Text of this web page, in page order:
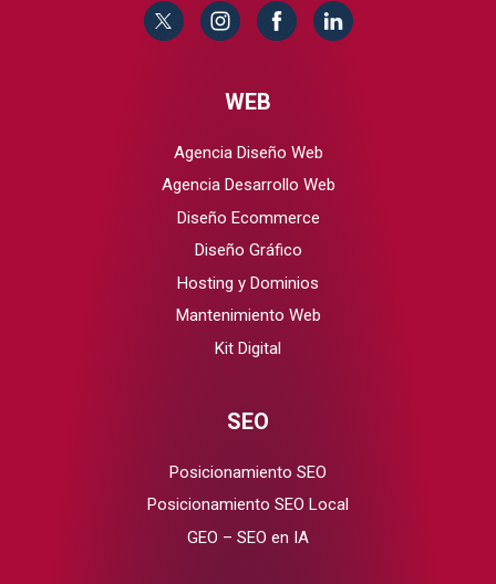
WEB
Agencia Diseño Web
Agencia Desarrollo Web
Diseño Ecommerce
Diseño Gráfico
Hosting y Dominios
Mantenimiento Web
Kit Digital
SEO
Posicionamiento SEO
Posicionamiento SEO Local
GEO – SEO en IA